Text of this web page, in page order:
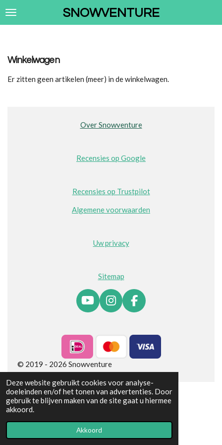
Deze website gebruikt cookies voor analyse-
doeleinden en/of het tonen van advertenties. Door
gebruik te blijven maken van de site gaat u hiermee
akkoord.
Akkoord
Ga
SNOWVENTURE
Winkelwagen
Er zitten geen artikelen (meer) in de winkelwagen.
Over Snowventure
Recensies op Google
Recensies op Trustpilot
Algemene voorwaarden
Uw privacy
Sitemap
Y
o
T
b
e
I
n
t
a
g
r
a
m
F
a
e
b
o
o
k
© 2019 - 2026 Snowventure